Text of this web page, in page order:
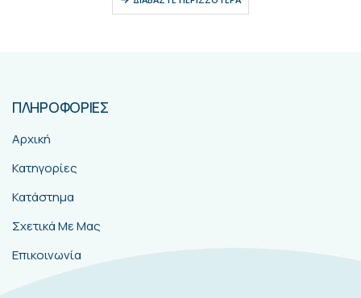
ΠΛΗΡΟΦΟΡΙΕΣ
Αρχική
Κατηγορίες
Κατάστημα
Σχετικά Με Μας
Επικοινωνία